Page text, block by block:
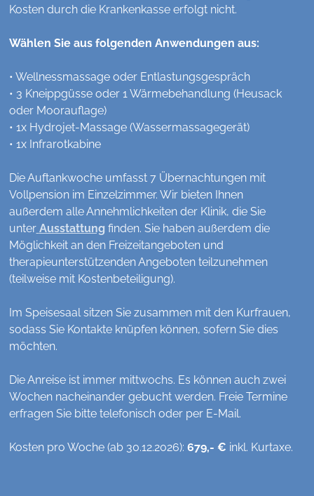
Kosten durch die Krankenkasse erfolgt nicht.
Wählen Sie aus folgenden Anwendungen aus:
• Wellnessmassage oder Entlastungsgespräch
• 3 Kneippgüsse oder 1 Wärmebehandlung (Heusack
oder Moorauflage)
• 1x Hydrojet-Massage (Wassermassagegerät)
• 1x Infrarotkabine
Die Auftankwoche umfasst 7 Übernachtungen mit
Vollpension im Einzelzimmer. Wir bieten Ihnen
außerdem alle Annehmlichkeiten der Klinik, die Sie
unter Ausstattungfinden. Sie haben außerdem die
Möglichkeit an den Freizeitangeboten und
therapieunterstützenden Angeboten teilzunehmen
(teilweise mit Kostenbeteiligung).
Im Speisesaal sitzen Sie zusammen mit den Kurfrauen,
sodass Sie Kontakte knüpfen können, sofern Sie dies
möchten.
Die Anreise ist immer mittwochs. Es können auch zwei
Wochen nacheinander gebucht werden. Freie Termine
erfragen Sie bitte telefonisch oder per E-Mail.
Kosten pro Woche (ab 30.12.2026): 679,- € inkl. Kurtaxe.